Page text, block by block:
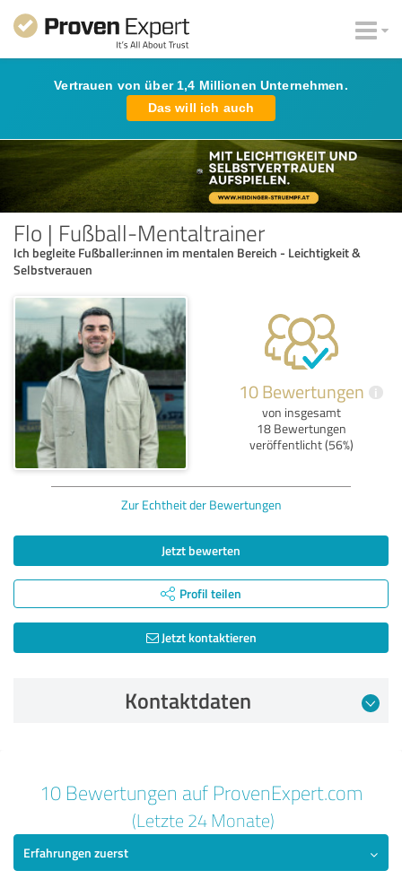
Vertrauen von über 1,4 Millionen Unternehmen.
Das will ich auch
Flo | Fußball-Mentaltrainer
Ich begleite Fußballer:innen im mentalen Bereich - Leichtigkeit &
Selbstverauen
10 Bewertungen i
von insgesamt
18 Bewertungen
veröffentlicht (56%)
Zur Echtheit der Bewertungen
Jetzt bewerten
Profil teilen
Jetzt kontaktieren
Kontaktdaten
SEHR GUT
10 Bewertungen auf ProvenExpert.com
(Letzte 24 Monate)
Erfahrungen zuerst